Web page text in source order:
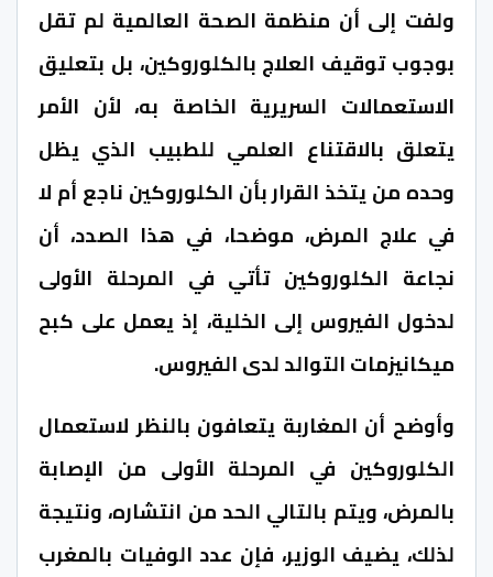
ولفت إلى أن منظمة الصحة العالمية لم تقل
بوجوب توقيف العلاج بالكلوروكين، بل بتعليق
الاستعمالات السريرية الخاصة به، لأن الأمر
يتعلق بالاقتناع العلمي للطبيب الذي يظل
وحده من يتخذ القرار بأن الكلوروكين ناجع أم لا
في علاج المرض، موضحا، في هذا الصدد، أن
نجاعة الكلوروكين تأتي في المرحلة الأولى
لدخول الفيروس إلى الخلية، إذ يعمل على كبح
ميكانيزمات التوالد لدى الفيروس.
وأوضح أن المغاربة يتعافون بالنظر لاستعمال
الكلوروكين في المرحلة الأولى من الإصابة
بالمرض، ويتم بالتالي الحد من انتشاره، ونتيجة
لذلك، يضيف الوزير، فإن عدد الوفيات بالمغرب